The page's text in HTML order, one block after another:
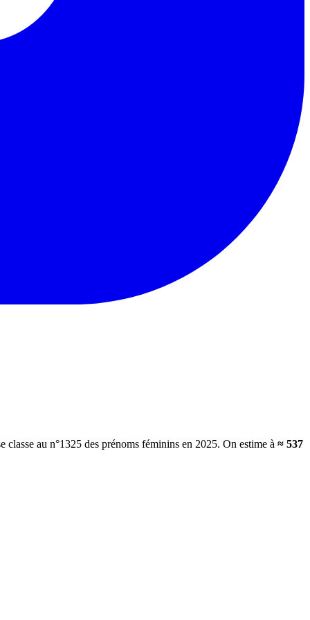
classe au n°1325 des prénoms féminins en 2025. On estime à ≈ 537